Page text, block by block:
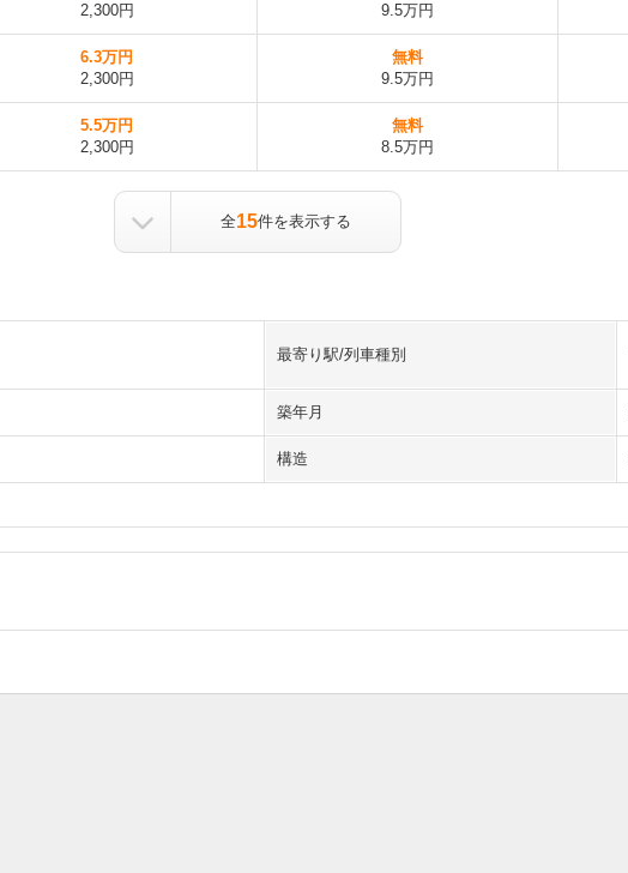
2,300円
9.5万円
6.3万円
2,300円
無料
9.5万円
5.5万円
2,300円
無料
8.5万円
全15件を表示する
最寄り駅/列車種別
築年月
構造